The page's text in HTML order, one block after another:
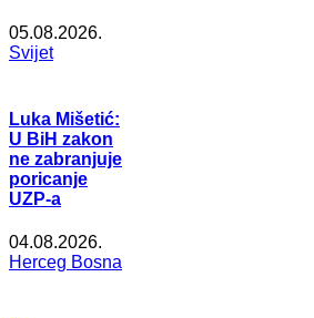
05.08.2026.
Svijet
Luka Mišetić:
U BiH zakon
ne zabranjuje
poricanje
UZP-a
04.08.2026.
Herceg Bosna